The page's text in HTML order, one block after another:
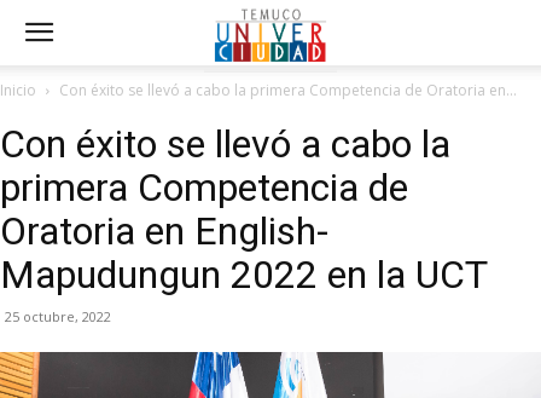
Inicio Con éxito se llevó a cabo la primera Competencia de Oratoria en...
Con éxito se llevó a cabo la
primera Competencia de
Oratoria en English-
Mapudungun 2022 en la UCT
25 octubre, 2022